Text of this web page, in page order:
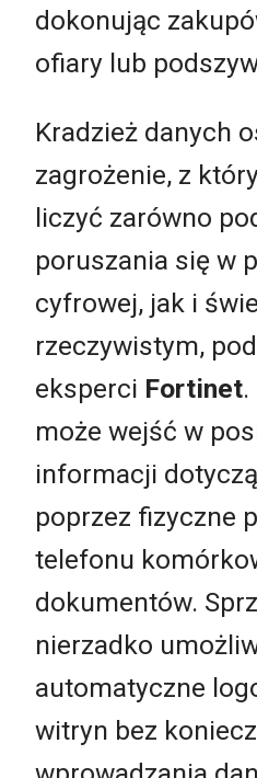
dokonując
ofiary lub
Kradzież danych
zagrożenie, z
liczyć zarówno
poruszania się w
cyfrowej, jak i
rzeczywistym,
eksperci Fortinet
może wejść w
informacji
poprzez fizyczne
telefonu
dokumentów.
nierzadko
automatyczne
witryn bez